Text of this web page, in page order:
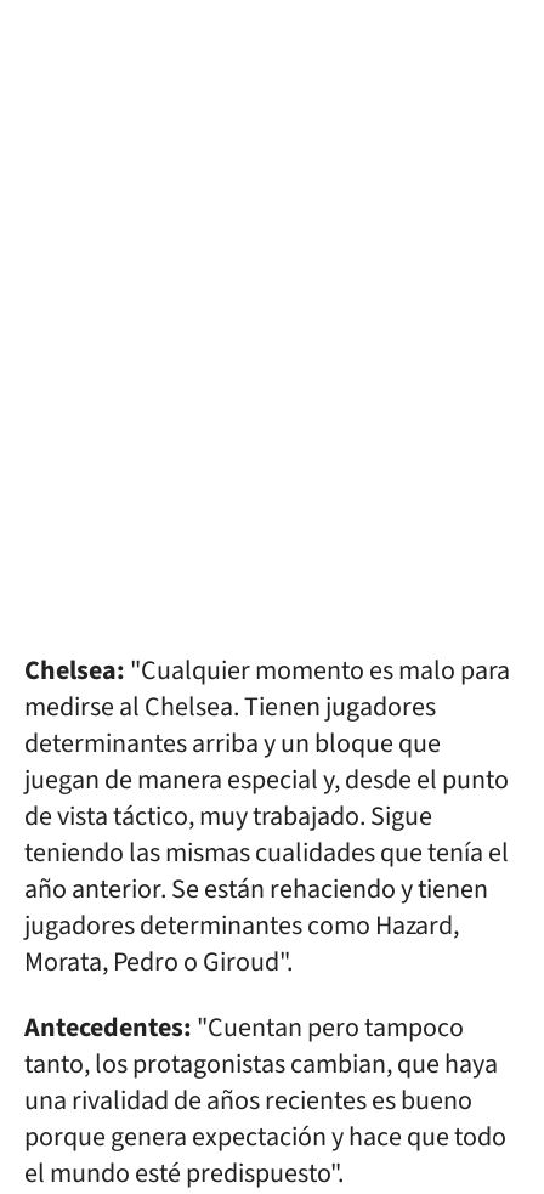
Chelsea:"Cualquier momento es malo para
medirse al Chelsea. Tienen jugadores
determinantes arriba y un bloque que
juegan de manera especial y, desde el punto
de vista táctico, muy trabajado. Sigue
teniendo las mismas cualidades que tenía el
año anterior. Se están rehaciendo y tienen
jugadores determinantes como Hazard,
Morata, Pedro o Giroud".
Antecedentes:"Cuentan pero tampoco
tanto, los protagonistas cambian, que haya
una rivalidad de años recientes es bueno
porque genera expectación y hace que todo
el mundo esté predispuesto".